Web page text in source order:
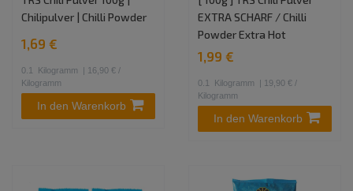
Chilipulver | Chilli Powder
1,69 €
0.1 Kilogramm
| 16,90 € /
Kilogramm
In den Warenkorb
EXTRA SCHARF / Chilli
Powder Extra Hot
1,99 €
0.1 Kilogramm
| 19,90 € /
Kilogramm
In den Warenkorb